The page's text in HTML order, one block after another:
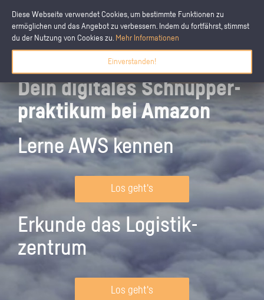
Diese Webseite verwendet Cookies, um bestimmte Funktionen zu
ermöglichen und das Angebot zu verbessern. Indem du fortfährst, stimmst
du der Nutzung von Cookies zu. Mehr Informationen
Einverstanden!
Dein digitales Schnupper­
praktikum bei Amazon
Lerne AWS kennen
Los geht's
Erkunde das Logistik­
zentrum
Los geht's